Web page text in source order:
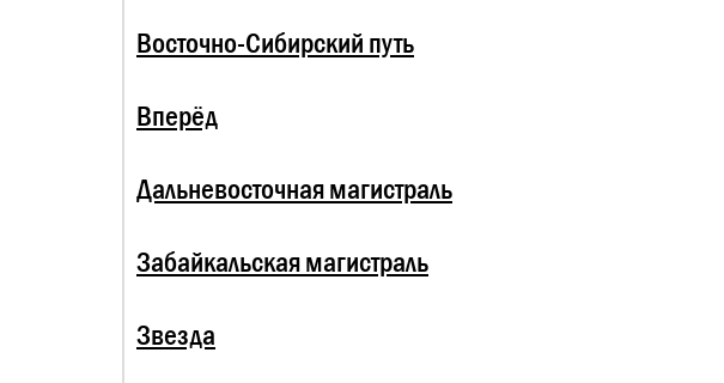
Восточно-Сибирский путь
Вперёд
Дальневосточная магистраль
Забайкальская магистраль
Звезда